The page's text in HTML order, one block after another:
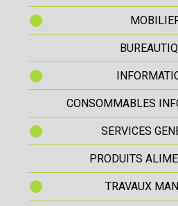
CONSOMMABLES
SERVICES
PRODUITS
TRAVAUX